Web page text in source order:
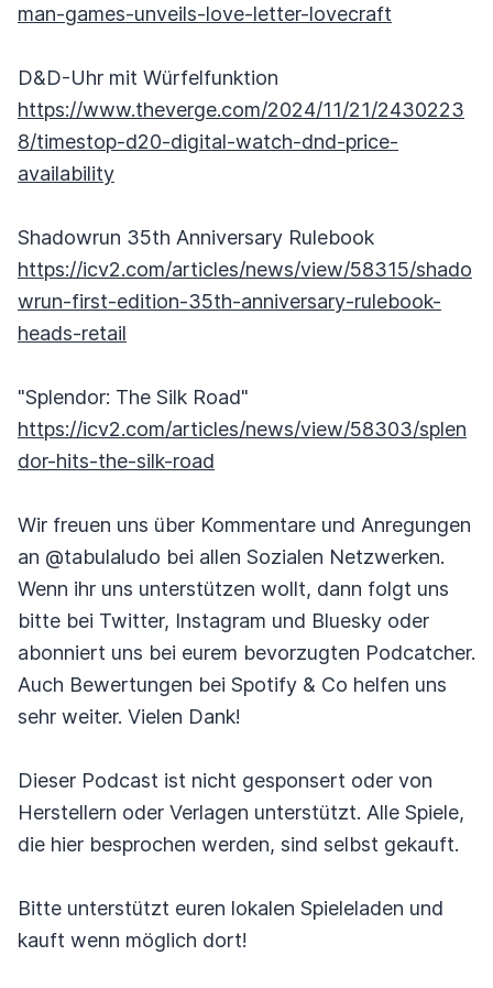
man-games-unveils-love-letter-lovecraft
D&D-Uhr mit Würfelfunktion
https://www.theverge.com/2024/11/21/2430223
8/timestop-d20-digital-watch-dnd-price-
availability
Shadowrun 35th Anniversary Rulebook
https://icv2.com/articles/news/view/58315/shado
wrun-first-edition-35th-anniversary-rulebook-
heads-retail
"Splendor: The Silk Road"
https://icv2.com/articles/news/view/58303/splen
dor-hits-the-silk-road
Wir freuen uns über Kommentare und Anregungen
an @tabulaludo bei allen Sozialen Netzwerken.
Wenn ihr uns unterstützen wollt, dann folgt uns
bitte bei Twitter, Instagram und Bluesky oder
abonniert uns bei eurem bevorzugten Podcatcher.
Auch Bewertungen bei Spotify & Co helfen uns
sehr weiter. Vielen Dank!
Dieser Podcast ist nicht gesponsert oder von
Herstellern oder Verlagen unterstützt. Alle Spiele,
die hier besprochen werden, sind selbst gekauft.
Bitte unterstützt euren lokalen Spieleladen und
kauft wenn möglich dort!